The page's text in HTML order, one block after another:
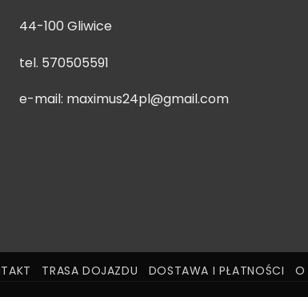
44-100 Gliwice
tel. 570505591
e-mail: maximus24pl@gmail.com
TRASA DOJAZDU DOSTAWA I PŁATNOŚCI
O